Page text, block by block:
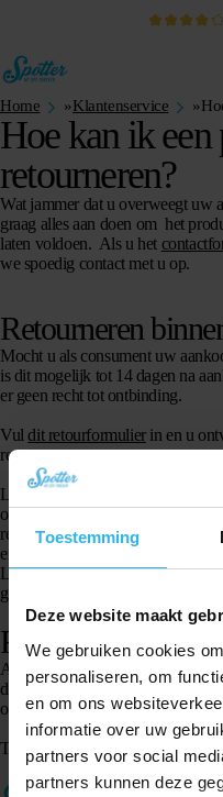
Toestemming
Deze website maakt
We gebruiken cookies
personaliseren, om
en om ons
informatie over uw
partners voor social
partners kunnen deze
Home »Klantenservice »
Hoe kan ik een
retourneren?
Wat jammer dat u overweegt uw
graag alles aan doen om het
laten voldoen. Als u het
we spoedig contact met u op.
Retourneren
Mocht u als consument uw
is dit mogelijk tot 14 dagen na
er geen recht tot ontbinding.
Vuldit retourformulierin en u
retourneren.
Let op: alleen wanneer het
onbeschadigde staat verkeren,
recht van ontbinding. Alle
en verpakkingsmaterialen dienen
Lees voordat u de garantie wil
garantievoorwaarden
Retourneren bij
Als de Spotter niet naar uw
dit graag voor u na. Vul het
ontvangt binnen 48 uur bericht
Tags: terugsturen, terugzenden,